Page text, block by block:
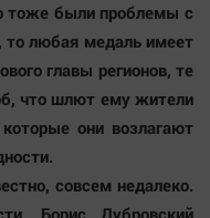
тоже были проблемы с
то любая медаль имеет
главы регионов, те
что шлют ему жители
они возлагают
совсем недалеко.